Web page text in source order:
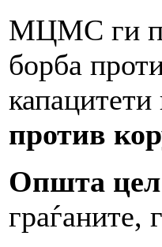
МЦМС ги
борба
против
Општа цел
граѓаните,